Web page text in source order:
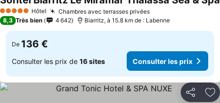
5 Étoiles Hôtel Chambres avec terrasses privées
8,3 Très bien 4 642 Biarritz, à 15.8 km de : Labenne
De 136 €
Consulter les prix de 16 sites Consulter les prix
Partager